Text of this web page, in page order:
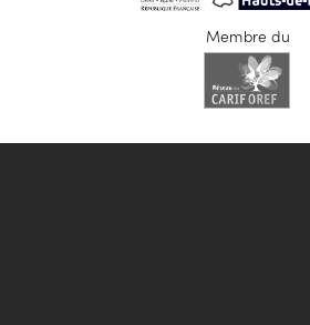
Membre du